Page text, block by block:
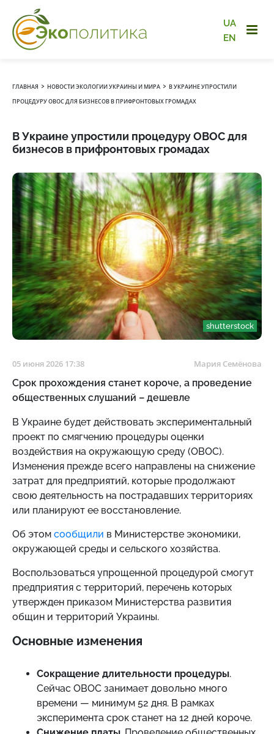
UA
EN
ГЛАВНАЯ › НОВОСТИ ЭКОЛОГИИ УКРАИНЫ И МИРА › В УКРАИНЕ УПРОСТИЛИ
ПРОЦЕДУРУ ОВОС ДЛЯ БИЗНЕСОВ В ПРИФРОНТОВЫХ ГРОМАДАХ
В Украине упростили процедуру ОВОС для
бизнесов в прифронтовых громадах
shutterstock
05 июня 2026 17:38 Мария Семёнова
Срок прохождения станет короче, а проведение
общественных слушаний – дешевле
В Украине будет действовать экспериментальный
проект по смягчению процедуры оценки
воздействия на окружающую среду (ОВОС).
Изменения прежде всего направлены на снижение
затрат для предприятий, которые продолжают
свою деятельность на пострадавших территориях
или планируют ее восстановление.
Об этом сообщили в Министерстве экономики,
окружающей среды и сельского хозяйства.
Воспользоваться упрощенной процедурой смогут
предприятия с территорий, перечень которых
утвержден приказом Министерства развития
общин и территорий Украины.
Основные изменения
Сокращение длительности процедуры.
Сейчас ОВОС занимает довольно много
времени — минимум 52 дня. В рамках
эксперимента срок станет на 12 дней короче.